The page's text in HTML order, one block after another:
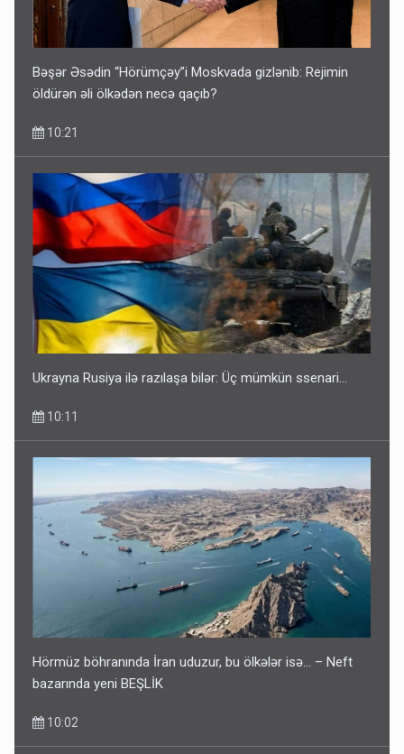
Bəşər Əsədin “Hörümçəy”i Moskvada gizlənib: Rejimin
öldürən əli ölkədən necə qaçıb?
10:21
Ukrayna Rusiya ilə razılaşa bilər: Üç mümkün ssenari...
10:11
Hörmüz böhranında İran uduzur, bu ölkələr isə... – Neft
bazarında yeni BEŞLİK
10:02